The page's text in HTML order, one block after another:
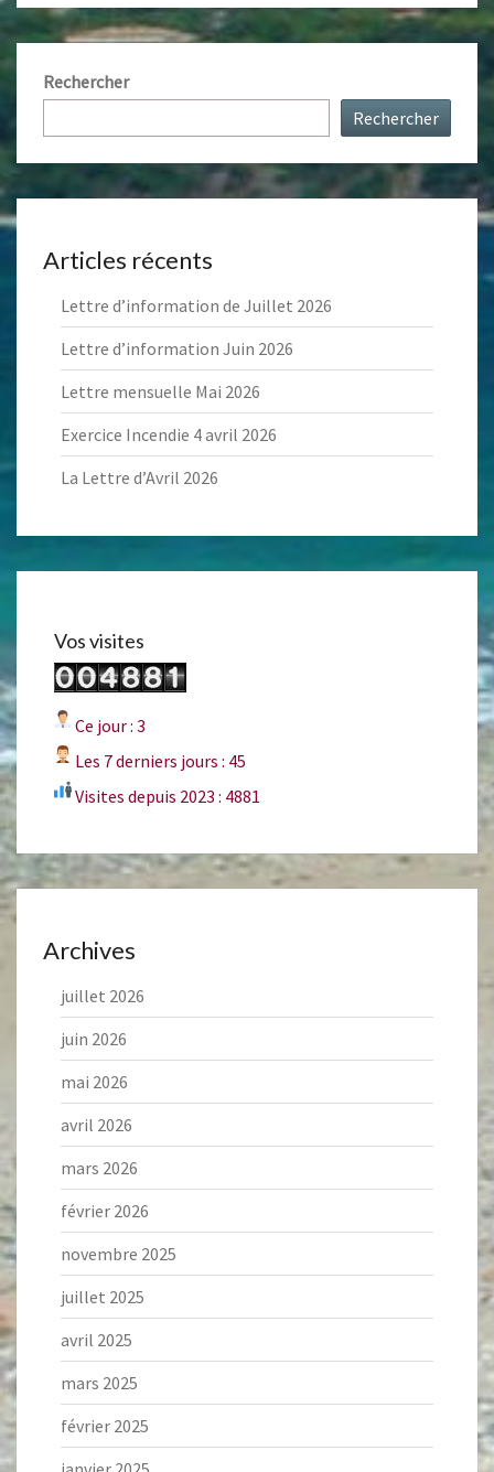
Rechercher
Rechercher
Articles récents
Lettre d’information de Juillet 2026
Lettre d’information Juin 2026
Lettre mensuelle Mai 2026
Exercice Incendie 4 avril 2026
La Lettre d’Avril 2026
Vos visites
Ce jour : 3
Les 7 derniers jours : 45
Visites depuis 2023 : 4881
Archives
juillet 2026
juin 2026
mai 2026
avril 2026
mars 2026
février 2026
novembre 2025
juillet 2025
avril 2025
mars 2025
février 2025